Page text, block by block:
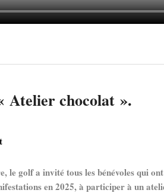
Atelier chocolat ».
le golf a invité tous les bénévoles qui
en 2025, à participer à un